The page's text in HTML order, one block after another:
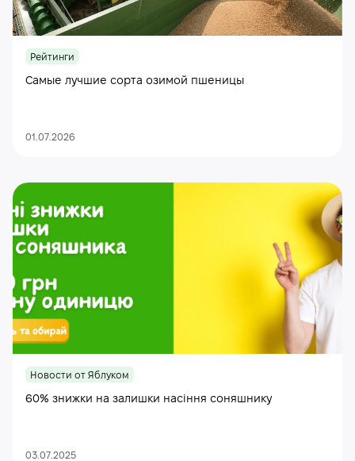
Рейтинги
Самые лучшие сорта озимой пшеницы
01.07.2026
Новости от Яблуком
60% знижки на залишки насіння соняшнику
03.07.2025